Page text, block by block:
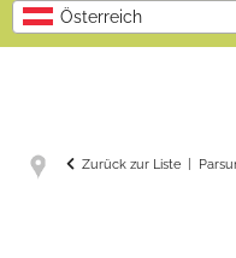
Österreich
Zurück zur Liste